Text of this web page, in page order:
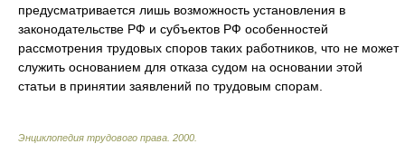
предусматривается лишь возможность установления в
законодательстве РФ и субъектов РФ особенностей
рассмотрения трудовых споров таких работников, что не может
служить основанием для отказа судом на основании этой
статьи в принятии заявлений по трудовым спорам.
Энциклопедия трудового права 2000